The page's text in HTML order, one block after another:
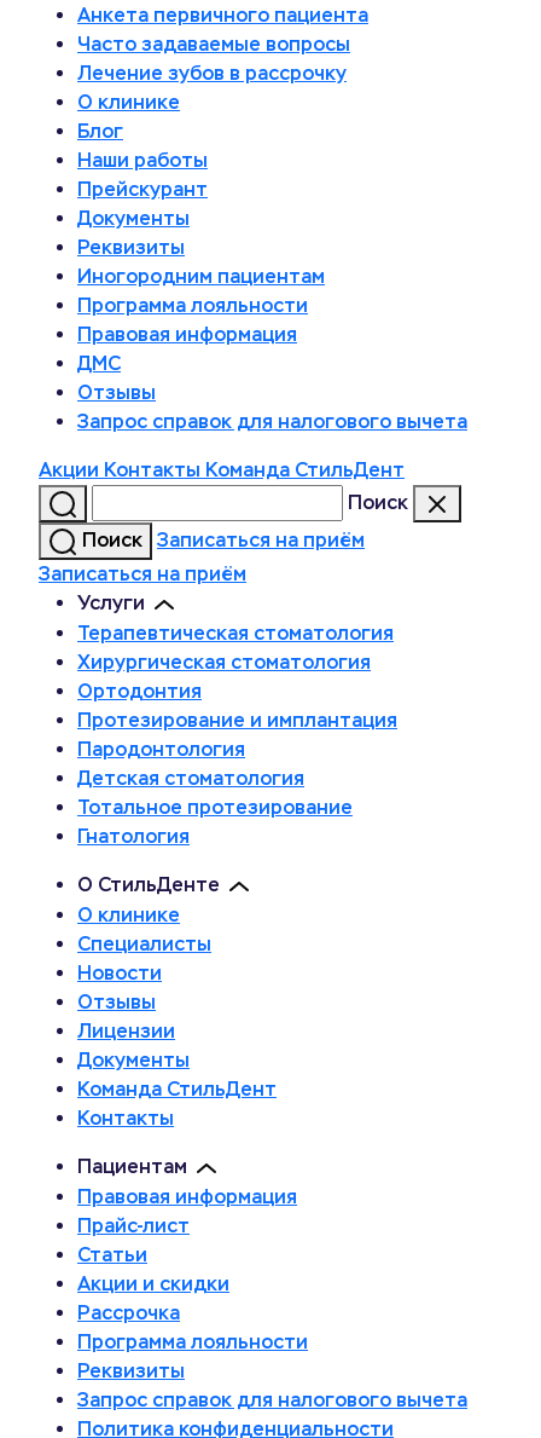
Анкета первичного пациента
Часто задаваемые вопросы
Лечение зубов в рассрочку
О клинике
Блог
Наши работы
Прейскурант
Документы
Реквизиты
Иногородним пациентам
Программа лояльности
Правовая информация
ДМС
Отзывы
Запрос справок для налогового вычета
Акции Контакты Команда СтильДент
Поиск
Поиск
Записаться на приём
Записаться на приём
Услуги
Терапевтическая стоматология
Хирургическая стоматология
Ортодонтия
Протезирование и имплантация
Пародонтология
Детская стоматология
Тотальное протезирование
Гнатология
О СтильДенте
О клинике
Специалисты
Новости
Отзывы
Лицензии
Документы
Команда СтильДент
Контакты
Пациентам
Правовая информация
Прайс-лист
Статьи
Акции и скидки
Рассрочка
Программа лояльности
Реквизиты
Запрос справок для налогового вычета
Политика конфиденциальности